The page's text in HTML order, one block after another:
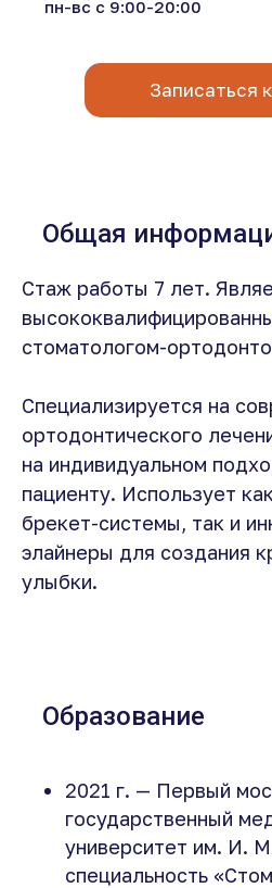
Записаться
пн-вс с 9:00-20:00
Общая
Стаж работы 7 лет.
стоматологом-
Специализируется на
ортодонтического
на индивидуальном
пациенту. Использует
брекет-системы, так и
элайнеры для создания
улыбки.
Образование
2021 г. — Первый
государственный
университет им. И.
специальность